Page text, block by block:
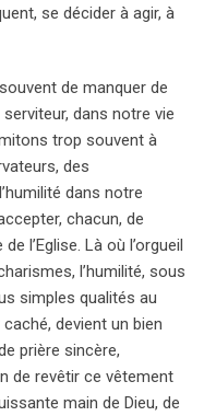
se décider à agir, à
de manquer de
dans notre vie
trop souvent à
des
dans notre
chacun, de
l’Eglise. Là où l’orgueil
l’humilité, sous
simples qualités au
devient un bien
prière sincère,
de revêtir ce vêtement
main de Dieu, de